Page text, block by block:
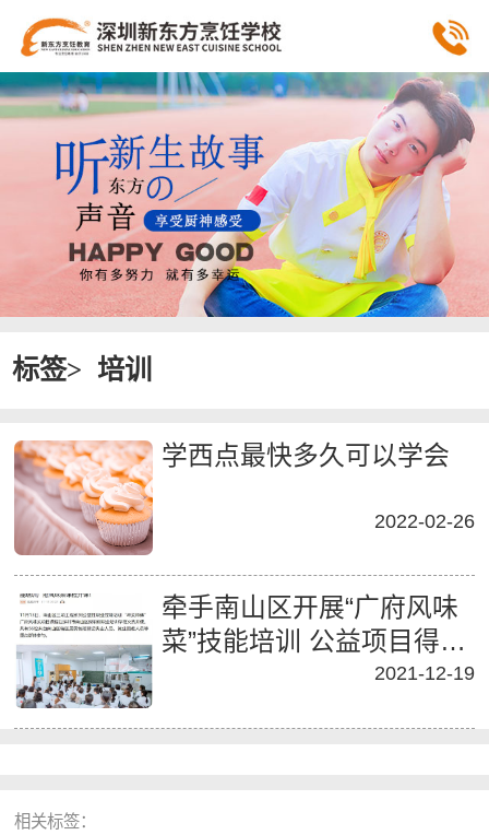
标签> 培训
学西点最快多久可以学会
2022-02-26
牵手南山区开展“广府风味
菜”技能培训 公益项目得到
2021-12-19
相关标签：